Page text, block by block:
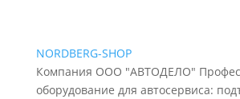
NORDBERG-SHOP
Компания ООО "АВТОДЕЛО"
оборудование для автосервиса: